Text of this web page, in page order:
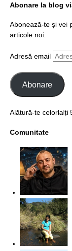
Abonare la blog
Abonează-te și vei
articole noi.
Adresă email
Abonare
Alătură-te celorlalți
Comunitate